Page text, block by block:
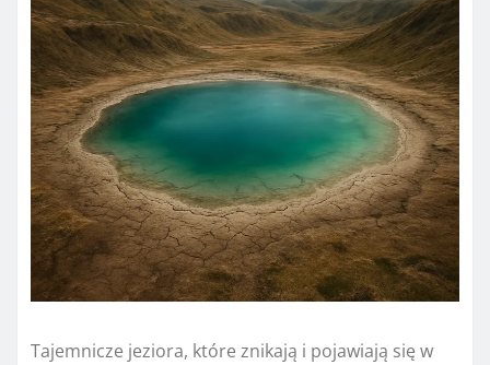
Tajemnicze jeziora, które znikają i pojawiają się w